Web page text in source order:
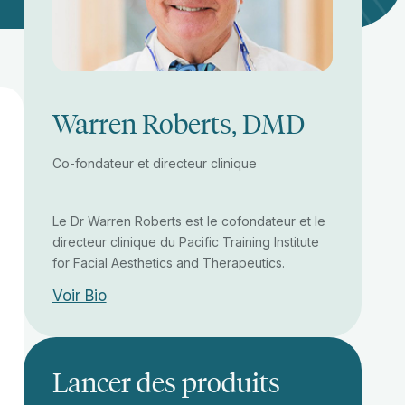
Warren Roberts, DMD
Co-fondateur et directeur clinique
Le Dr Warren Roberts est le cofondateur et le
directeur clinique du Pacific Training Institute
for Facial Aesthetics and Therapeutics.
Voir Bio
Lancer des produits